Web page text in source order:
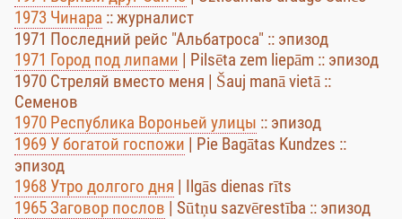
1973 Чинара :: журналист
1971 Последний рейс "Альбатроса" :: эпизод
1971 Город под липами | Pilsēta zem liepām :: эпизод
1970 Стреляй вместо меня | Šauj manā vietā ::
Семенов
1970 Республика Вороньей улицы :: эпизод
1969 У богатой госпожи | Pie Bagātas Kundzes ::
эпизод
1968 Утро долгого дня | Ilgās dienas rīts
1965 Заговор послов | Sūtņu sazvērestība :: эпизод